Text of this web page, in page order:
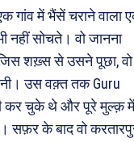
गांव में भैंसें चराने वाला
नहीं सोचते। वो जानना
शख़्स से उसने पूछा,
उस वक़्त तक Guru
कर चुके थे और पूरे मुल्क़
सफ़र के बाद वो